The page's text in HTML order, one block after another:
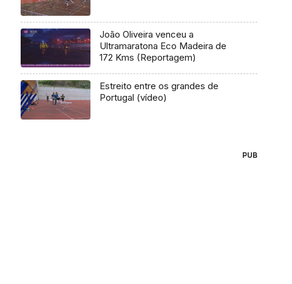
João Oliveira venceu a
Ultramaratona Eco Madeira de
172 Kms (Reportagem)
Estreito entre os grandes de
Portugal (vídeo)
PUB